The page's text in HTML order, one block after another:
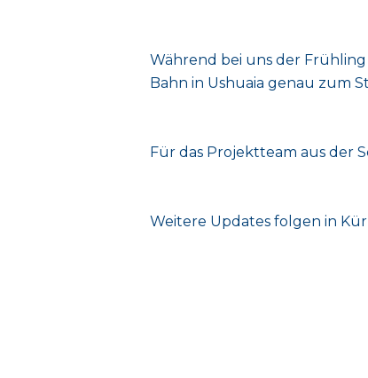
Während bei uns der
Bahn in Ushuaia genau zum
Für das Projektteam aus der
Weitere Updates folgen in